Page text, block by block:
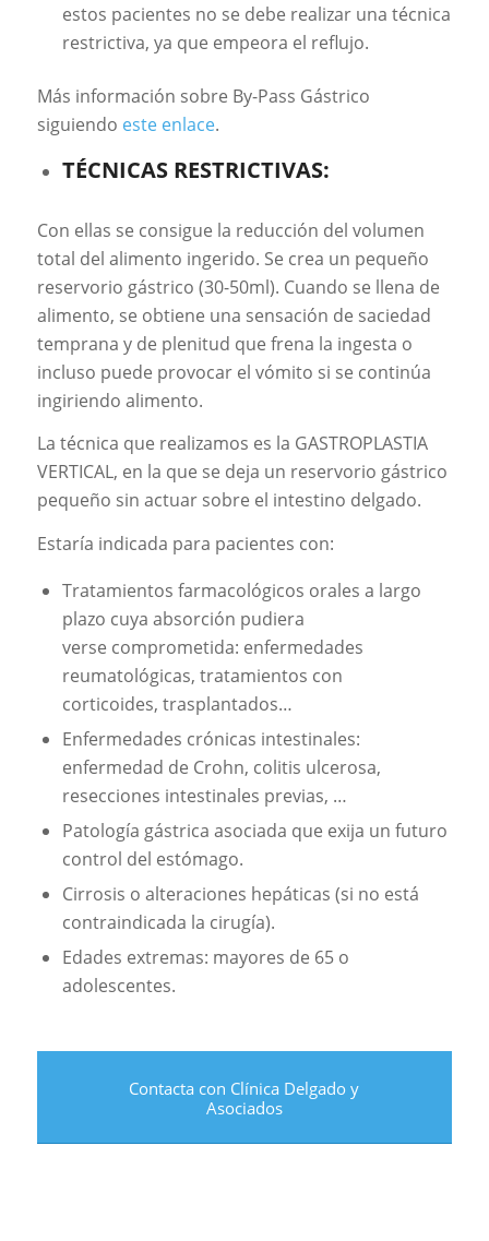
estos pacientes no se debe realizar una técnica
restrictiva, ya que empeora el reflujo.
Más información sobre By-Pass Gástrico
siguiendo este enlace.
TÉCNICAS RESTRICTIVAS:
Con ellas se consigue la reducción del volumen
total del alimento ingerido. Se crea un pequeño
reservorio gástrico (30-50ml). Cuando se llena de
alimento, se obtiene una sensación de saciedad
temprana y de plenitud que frena la ingesta o
incluso puede provocar el vómito si se continúa
ingiriendo alimento.
La técnica que realizamos es la GASTROPLASTIA
VERTICAL, en la que se deja un reservorio gástrico
pequeño sin actuar sobre el intestino delgado.
Estaría indicada para pacientes con:
Tratamientos farmacológicos orales a largo
plazo cuya absorción pudiera
verse comprometida: enfermedades
reumatológicas, tratamientos con
corticoides, trasplantados…
Enfermedades crónicas intestinales:
enfermedad de Crohn, colitis ulcerosa,
resecciones intestinales previas, …
Patología gástrica asociada que exija un futuro
control del estómago.
Cirrosis o alteraciones hepáticas (si no está
contraindicada la cirugía).
Edades extremas: mayores de 65 o
adolescentes.
Contacta con Clínica Delgado y
Asociados